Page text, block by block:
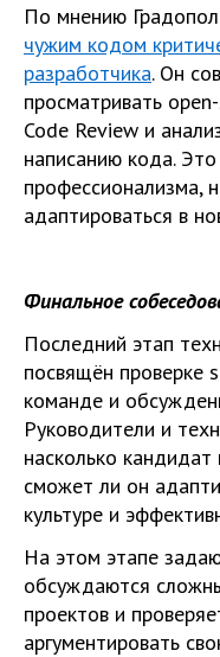
По мнению
чужим кодом
разработчика. Он
просматривать
Code Review и
написанию кода.
профессионализма,
адаптироваться в
Финальное
Последний этап
посвящён проверке
команде и
Руководители и
насколько
сможет ли он
культуре и
На этом этапе
обсуждаются
проектов и
аргументировать